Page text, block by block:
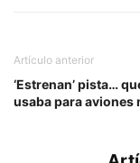
Artículo anterior
‘Estrenan’ pista…
usaba para aviones